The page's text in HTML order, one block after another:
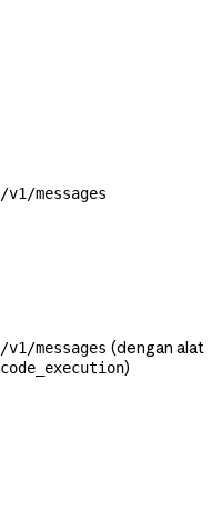
/v1/messages
/v1/messages (dengan alat
code_execution)